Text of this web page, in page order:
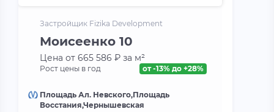
Застройщик Fizika Development
Моисеенко 10
Цена от 665 586 ₽ за м²
Рост цены в год от -13% до +28%
Площадь Ал. Невского,Площадь
Восстания,Чернышевская